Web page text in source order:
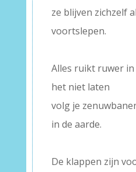
ze blijven zichzelf
voortslepen.
Alles ruikt ruwer
het niet laten
volg je
in de aarde.
De klappen zijn